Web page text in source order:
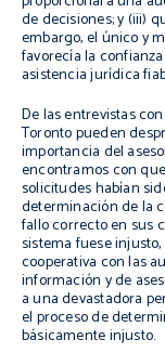
de decisiones; y (iii)
embargo, el único y
favorecía la
asistencia jurídica
De las entrevistas
Toronto pueden
importancia del
encontramos con
solicitudes habían
determinación de la
fallo correcto en sus
sistema fuese
cooperativa con las
información y de
a una devastadora
el proceso de
básicamente injusto.